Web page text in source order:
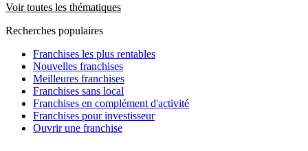
Voir toutes les thématiques
Recherches populaires
Franchises les plus rentables
Nouvelles franchises
Meilleures franchises
Franchises sans local
Franchises en complément d'activité
Franchises pour investisseur
Ouvrir une franchise